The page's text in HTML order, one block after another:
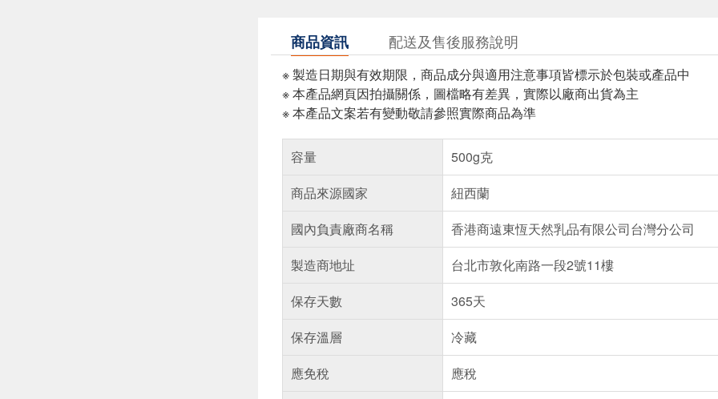
商品資訊 配送及售後服務說明
※ 製造日期與有效期限，商品成分與適用注意事項皆標示於包裝或產品中
※ 本產品網頁因拍攝關係，圖檔略有差異，實際以廠商出貨為主
※ 本產品文案若有變動敬請參照實際商品為準
容量
500g克
商品來源國家
紐西蘭
國內負責廠商名稱
香港商遠東恆天然乳品有限公司台灣分公司
製造商地址
台北市敦化南路一段2號11樓
保存天數
365天
保存溫層
冷藏
應免稅
應稅